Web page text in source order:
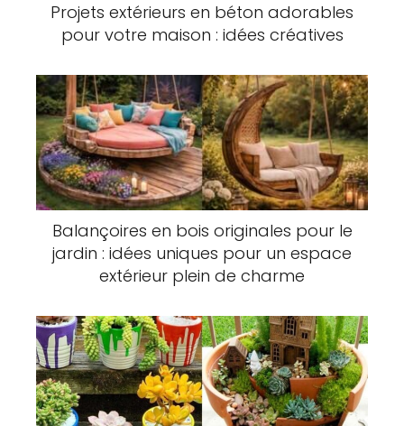
Projets extérieurs en béton adorables
pour votre maison : idées créatives
Balançoires en bois originales pour le
jardin : idées uniques pour un espace
extérieur plein de charme